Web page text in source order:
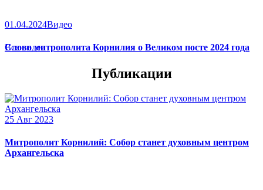
01.04.2024Видео
Слово митрополита Корнилия о Великом посте 2024 года
Все видео
Публикации
25 Авг 2023
Митрополит Корнилий: Собор станет духовным центром
Архангельска